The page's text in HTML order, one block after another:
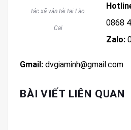
tác xã vận tải tại Lào
Cai
0868
Zalo:
Gmail: dvgiaminh@gmail.com
BÀI VIẾT LIÊN QUAN